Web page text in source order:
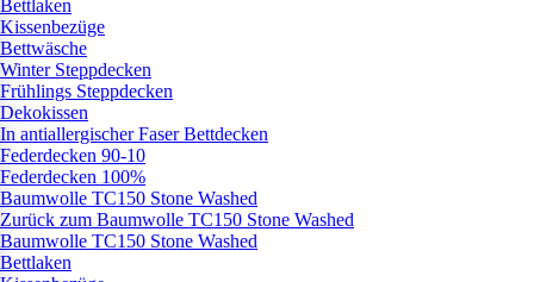
Bettlaken
Kissenbezüge
Bettwäsche
Winter Steppdecken
Frühlings Steppdecken
Dekokissen
In antiallergischer Faser Bettdecken
Federdecken 90-10
Federdecken 100%
Baumwolle TC150 Stone Washed
Zurück zum Baumwolle TC150 Stone Washed
Baumwolle TC150 Stone Washed
Bettlaken